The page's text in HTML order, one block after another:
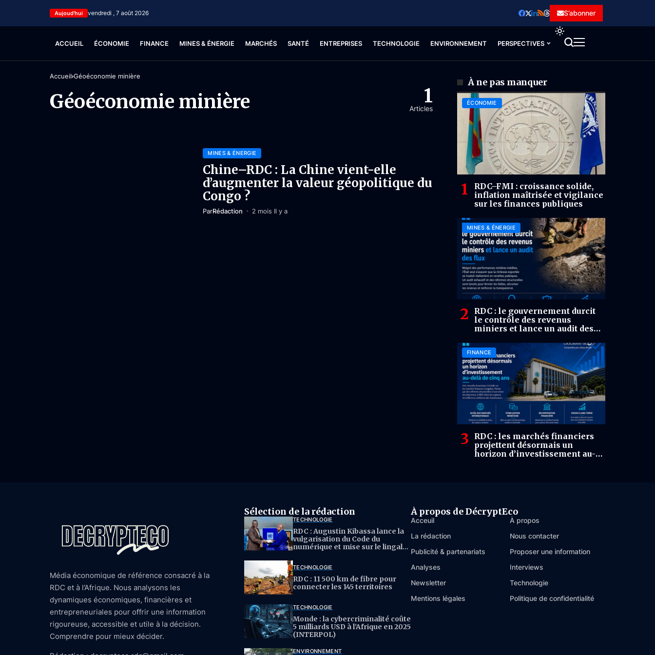
Aujoud'hui vendredi , 7 août 2026 S’abonner
ACCUEIL ÉCONOMIE FINANCE MINES & ÉNERGIE MARCHÉS SANTÉ ENTREPRISES TECHNOLOGIE ENVIRONNEMENT PERSPECTIVES
Accueil Géoéconomie minière
Géoéconomie minière 1
Articles
MINES & ÉNERGIE
Chine–RDC : La Chine vient-elle
d’augmenter la valeur géopolitique du
Congo ?
ParRédaction 2 mois Il y a
À ne pas manquer
ÉCONOMIE
RDC–FMI : croissance solide,
inflation maîtrisée et vigilance
sur les finances publiques
MINES & ÉNERGIE
RDC : le gouvernement durcit
le contrôle des revenus
miniers et lance un audit des
FINANCE
RDC : les marchés financiers
projettent désormais un
horizon d’investissement au-
Média économique de référence consacré à la
RDC et à l’Afrique. Nous analysons les
dynamiques économiques, financières et
entrepreneuriales pour offrir une information
rigoureuse, accessible et utile à la décision.
Comprendre pour mieux décider.
Sélection de la rédaction
TECHNOLOGIE
RDC : Augustin Kibassa lance la
vulgarisation du Code du
numérique et mise sur le lingala
TECHNOLOGIE
RDC : 11 500 km de fibre pour
connecter les 145 territoires
TECHNOLOGIE
Monde : la cybercriminalité coûte
5 milliards USD à l’Afrique en 2025
(INTERPOL)
ENVIRONNEMENT
À propos de DécryptEco
Acceuil
À propos
La rédaction
Nous contacter
Publicité & partenariats
Proposer une information
Analyses
Interviews
Newsletter
Technologie
Mentions légales
Politique de confidentialité